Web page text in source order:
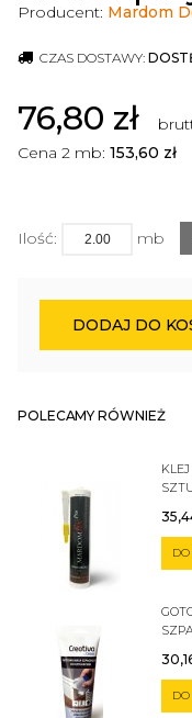
Producent: Mardom
CZAS DOSTAWY:
76,80 zł
Cena 2 mb: 153,60 zł
Ilość: mb
DODAJ DO
POLECAMY RÓWNIEŻ